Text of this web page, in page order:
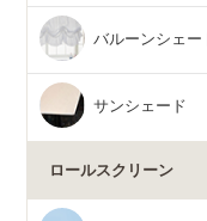
バルーンシェー
サンシェード
ロールスクリーン